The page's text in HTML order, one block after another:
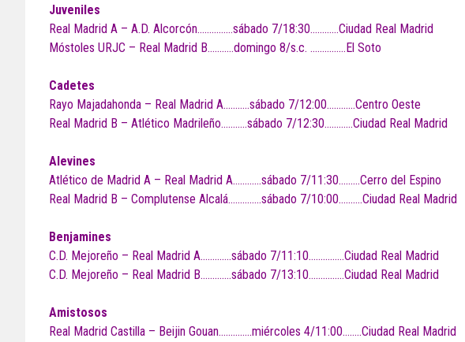
Juveniles
Real Madrid A – A.D. Alcorcón……………sábado 7/18:30…………Ciudad Real Madrid
Móstoles URJC – Real Madrid B………..domingo 8/s.c. ……………El Soto
Cadetes
Rayo Majadahonda – Real Madrid A………..sábado 7/12:00…………Centro Oeste
Real Madrid B – Atlético Madrileño………..sábado 7/12:30…………Ciudad Real Madrid
Alevines
Atlético de Madrid A – Real Madrid A…………sábado 7/11:30………Cerro del Espino
Real Madrid B – Complutense Alcalá…………..sábado 7/10:00……….Ciudad Real Madrid
Benjamines
C.D. Mejoreño – Real Madrid A………….sábado 7/11:10……………Ciudad Real Madrid
C.D. Mejoreño – Real Madrid B………….sábado 7/13:10……………Ciudad Real Madrid
Amistosos
Real Madrid Castilla – Beijin Gouan…………..miércoles 4/11:00……..Ciudad Real Madrid